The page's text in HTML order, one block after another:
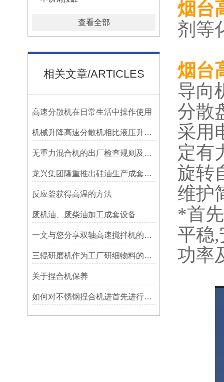
查看全部
相关文章/ARTICLES
高速分散机在日常生活中操作使用
机械升降高速分散机相比液压升降分散机的优点
无重力混合机的出厂检查规则及操作维护
龙兴集团隆重推出硅油生产成套设备
反应釜获得高温的方法
废机油、废柴油加工成套设备
一文与您分享双轴高速搅拌机的常见故障解决方法
三辊研磨机作为工厂研细物料的主要设备，它的维护和保养一定要细致
关于捏合机保养
如何对不锈钢捏合机进首先进行维护保养
烟台
剂等
烟台
导向
分散
采用
定有
旋转
维护
*首
平稳
功率